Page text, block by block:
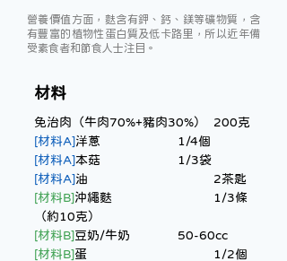
營養價值方面，麩含有鉀、鈣、鎂等礦物質，含
有豐富的植物性蛋白質及低卡路里，所以近年備
受素食者和節食人士注目。
材料
免治肉（牛肉70%+豬肉30%）	200克
[材料A]
洋蔥			1/4個
[材料A]
本菇			1/3袋
[材料A]
油				2茶匙
[材料B] 沖繩麩			1/3條
（約10克）
[材料B]
豆奶/牛奶		50-60cc
[材料B]
蛋				1/2個